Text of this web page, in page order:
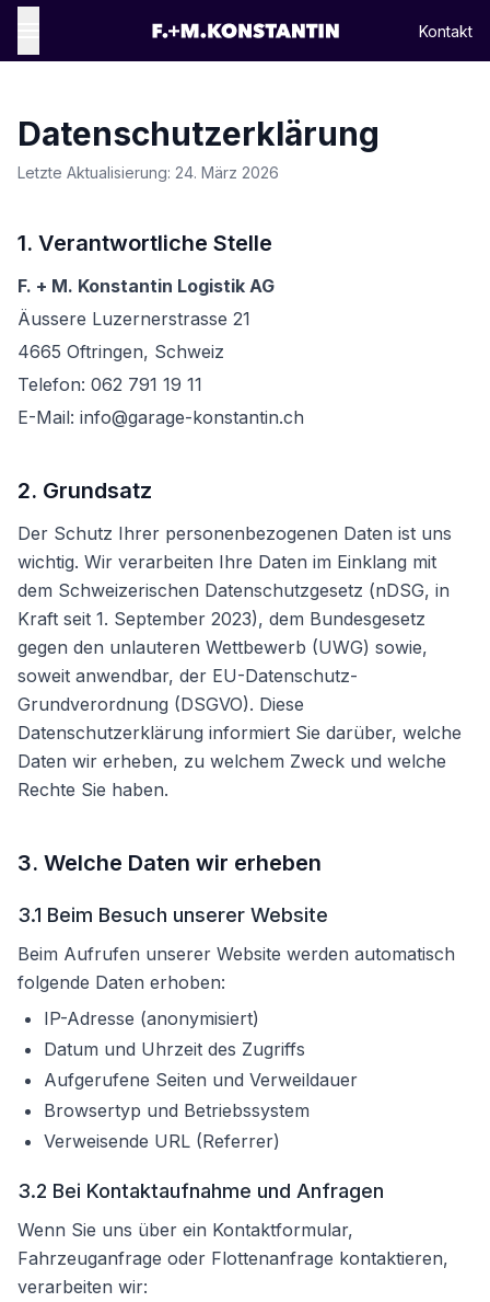
Kontakt
Datenschutzerklärung
Letzte Aktualisierung: 24. März 2026
1. Verantwortliche Stelle
F. + M. Konstantin Logistik AG
Äussere Luzernerstrasse 21
4665 Oftringen, Schweiz
Telefon: 062 791 19 11
E-Mail: info@garage-konstantin.ch
2. Grundsatz
Der Schutz Ihrer personenbezogenen Daten ist uns
wichtig. Wir verarbeiten Ihre Daten im Einklang mit
dem Schweizerischen Datenschutzgesetz (nDSG, in
Kraft seit 1. September 2023), dem Bundesgesetz
gegen den unlauteren Wettbewerb (UWG) sowie,
soweit anwendbar, der EU-Datenschutz-
Grundverordnung (DSGVO). Diese
Datenschutzerklärung informiert Sie darüber, welche
Daten wir erheben, zu welchem Zweck und welche
Rechte Sie haben.
3. Welche Daten wir erheben
3.1 Beim Besuch unserer Website
Beim Aufrufen unserer Website werden automatisch
folgende Daten erhoben:
IP-Adresse (anonymisiert)
Datum und Uhrzeit des Zugriffs
Aufgerufene Seiten und Verweildauer
Browsertyp und Betriebssystem
Verweisende URL (Referrer)
3.2 Bei Kontaktaufnahme und Anfragen
Wenn Sie uns über ein Kontaktformular,
Fahrzeuganfrage oder Flottenanfrage kontaktieren,
verarbeiten wir: